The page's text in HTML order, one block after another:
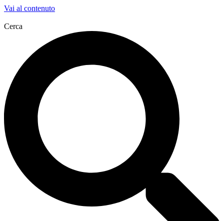
Vai al contenuto
Cerca